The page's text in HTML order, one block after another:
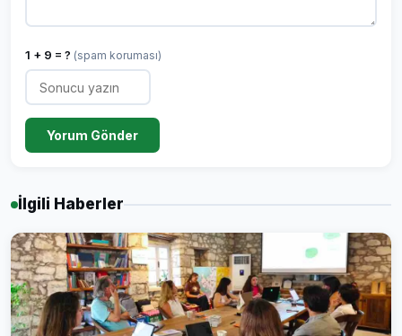
1 + 9 = ? (spam koruması)
Yorum Gönder
İlgili Haberler